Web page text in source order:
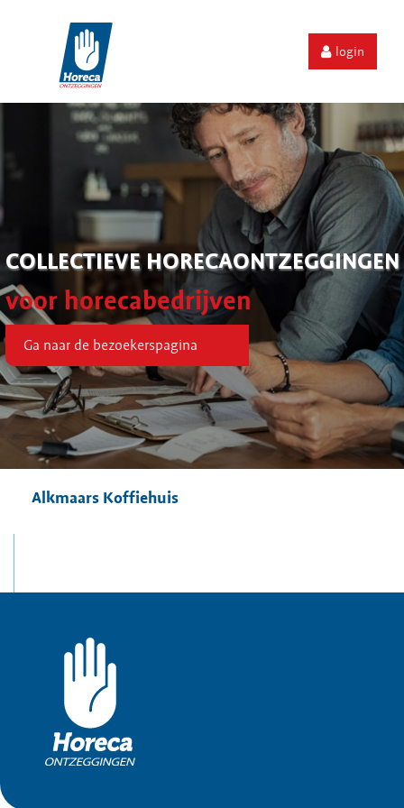
login
COLLECTIEVE HORECAONTZEGGINGEN
voor horecabedrijven
Ga naar de bezoekerspagina
Alkmaars Koffiehuis